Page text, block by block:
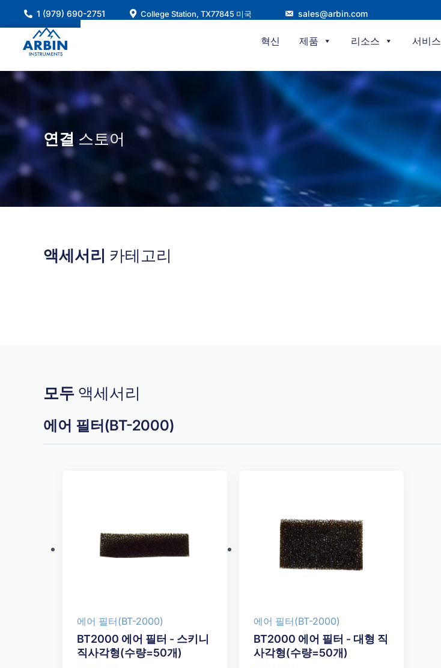
건
뛰
1 (979) 690-2751 College Station, TX77845 미국 sales@arbin.com
혁신 제품 리소스 서비스
연결 스토어
액세서리 카테고리
모두 액세서리
에어 필터(BT-2000)
에어 필터(BT-2000)
BT2000 에어 필터 - 스키니
직사각형(수량=50개)
에어 필터(BT-2000)
BT2000 에어 필터 - 대형 직
사각형(수량=50개)